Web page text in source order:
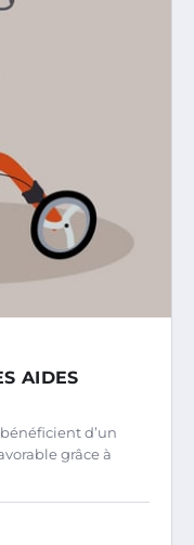
AIDES
d’un
grâce à